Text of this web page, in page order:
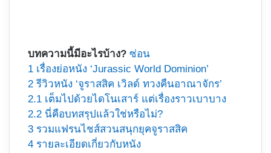
บทความนี้มีอะไรบ้าง? ซ่อน
1 เรื่องย่อหนัง ‘Jurassic World Dominion’
2 รีวิวหนัง ‘จูราสสิค เวิลด์ ทวงคืนอาณาจักร’
2.1 เต็มไปด้วยไดโนเสาร์ แต่เรื่องราวเบาบาง
2.2 นี่คือบทสรุปแล้วใช่หรือไม่?
3 รวมแฟรนไชส์สวนสนุกยุคจูราสสิค
4 รายละเอียดเกี่ยวกับหนัง